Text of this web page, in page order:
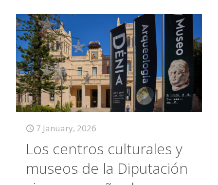
7 January, 2026
Los centros culturales y
museos de la Diputación